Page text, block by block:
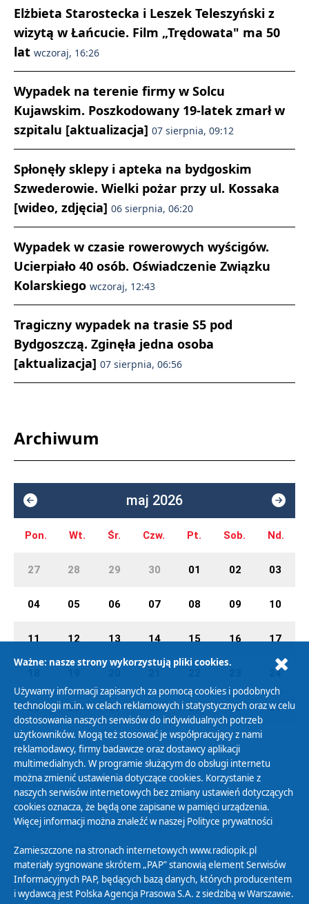
Elżbieta Starostecka i Leszek Teleszyński z
wizytą w Łańcucie. Film „Trędowata" ma 50
lat wczoraj, 16:26
Wypadek na terenie firmy w Solcu
Kujawskim. Poszkodowany 19-latek zmarł w
szpitalu [aktualizacja] 07 sierpnia, 09:12
Spłonęły sklepy i apteka na bydgoskim
Szwederowie. Wielki pożar przy ul. Kossaka
[wideo, zdjęcia] 06 sierpnia, 06:20
Wypadek w czasie rowerowych wyścigów.
Ucierpiało 40 osób. Oświadczenie Związku
Kolarskiego wczoraj, 12:43
Tragiczny wypadek na trasie S5 pod
Bydgoszczą. Zginęła jedna osoba
[aktualizacja] 07 sierpnia, 06:56
Archiwum
maj 2026
Pon. Wt. Śr. Czw. Pt. Sob. Nd.
27 28 29 30 01 02 03
04 05 06 07 08 09 10
11 12 13 14 15 16 17
24
25 26 27 28 29 30 31
Polityka Prywatności
Zasady korzystania z Serwisu
Organizacje Pożytku Publicznego
Cyfryzacja DAB+
Polityka ochrony danych osobowych
Abonament
Ważne: nasze strony wykorzystują pliki cookies.
Używamy informacji zapisanych za pomocą cookies i podobnych
technologii m.in. w celach reklamowych i statystycznych oraz w celu
dostosowania naszych serwisów do indywidualnych potrzeb
użytkowników. Mogą też stosować je współpracujący z nami
reklamodawcy, firmy badawcze oraz dostawcy aplikacji
multimedialnych. W programie służącym do obsługi internetu
można zmienić ustawienia dotyczące cookies. Korzystanie z
naszych serwisów internetowych bez zmiany ustawień dotyczących
cookies oznacza, że będą one zapisane w pamięci urządzenia.
Więcej informacji można znaleźć w naszej Polityce prywatności
Zamieszczone na stronach internetowych www.radiopik.pl
materiały sygnowane skrótem „PAP” stanowią element Serwisów
Informacyjnych PAP, będących bazą danych, których producentem
i wydawcą jest Polska Agencja Prasowa S.A. z siedzibą w Warszawie.